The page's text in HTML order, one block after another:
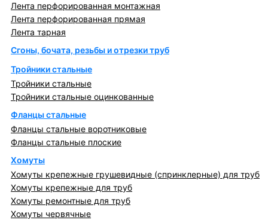
Лента перфорированная монтажная
Лента перфорированная прямая
Лента тарная
Сгоны, бочата, резьбы и отрезки труб
Тройники стальные
Тройники стальные
Тройники стальные оцинкованные
Фланцы стальные
Фланцы стальные воротниковые
Фланцы стальные плоские
Хомуты
Хомуты крепежные грушевидные (спринклерные) для труб
Хомуты крепежные для труб
Хомуты ремонтные для труб
Хомуты червячные